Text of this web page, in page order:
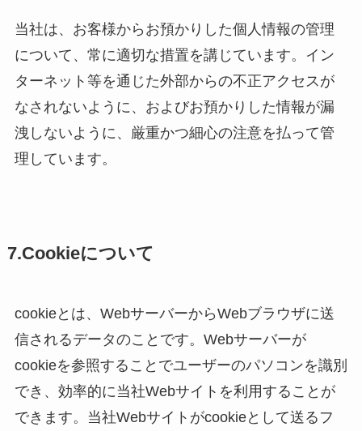
当社は、お客様からお預かりした個人情報の管理
について、常に適切な措置を講じています。イン
ターネット等を通じた外部からの不正アクセスが
なされないように、およびお預かりした情報が漏
洩しないように、厳重かつ細心の注意を払って管
理しています。
7.Cookieについて
cookieとは、WebサーバーからWebブラウザに送
信されるデータのことです。Webサーバーが
cookieを参照することでユーザーのパソコンを識別
でき、効率的に当社Webサイトを利用することが
できます。当社Webサイトがcookieとして送るフ